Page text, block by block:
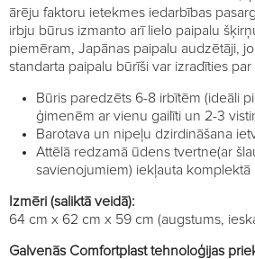
ārēju faktoru ietekmes iedarbības
irbju būrus izmanto arī lielo paipalu
piemēram, Japānas paipalu audzētāji,
standarta paipalu būrīši var izradīties par
Būris paredzēts 6-8 irbītēm (ideāli
ģimenēm ar vienu gailīti un 2-3
Barotava un nipeļu dzirdināšana
Attēlā redzamā ūdens tvertne(ar
savienojumiem) iekļauta komplektā
Izmēri (saliktā veidā):
64 cm x 62 cm x 59 cm (augstums,
Galvenās Comfortplast tehnoloģijas